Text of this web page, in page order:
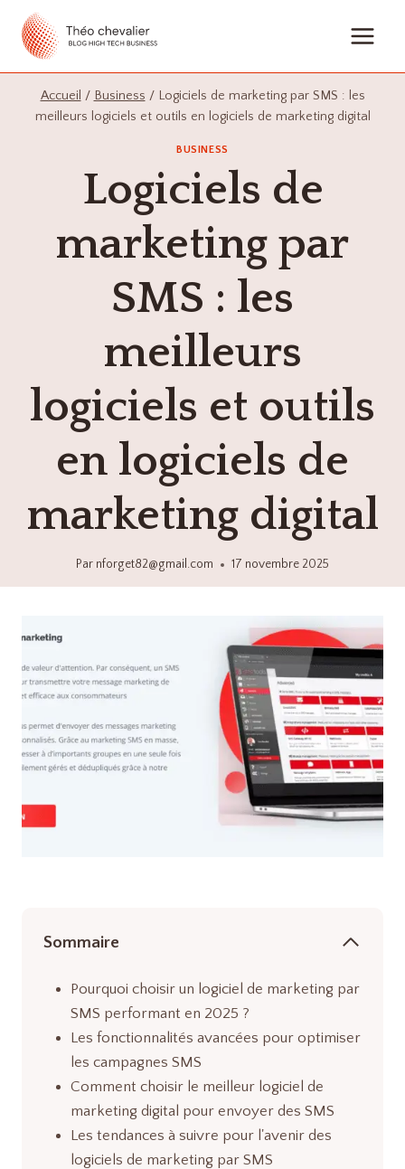
contenu
Accueil / Business / Logiciels de marketing par SMS : les
meilleurs logiciels et outils en logiciels de marketing digital
BUSINESS
Logiciels de
marketing par
SMS : les
meilleurs
logiciels et outils
en logiciels de
marketing digital
Par nforget82@gmail.com 17 novembre 2025
Sommaire
Pourquoi choisir un logiciel de marketing par
SMS performant en 2025 ?
Les fonctionnalités avancées pour optimiser
les campagnes SMS
Comment choisir le meilleur logiciel de
marketing digital pour envoyer des SMS
Les tendances à suivre pour l'avenir des
logiciels de marketing par SMS